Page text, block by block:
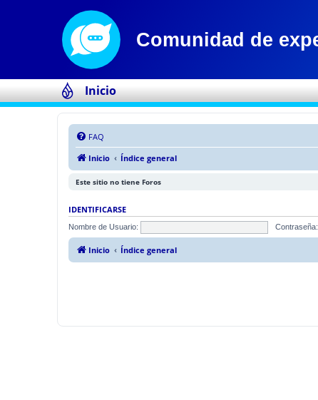
Inicio
FAQ
Inicio
Índice general
Este sitio no tiene Foros
IDENTIFICARSE
Nombre de Usuario: Contraseña:
Inicio Índice general